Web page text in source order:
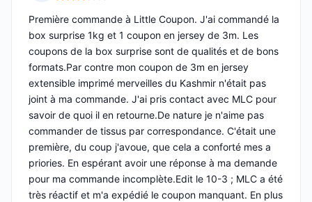
Première commande à Little Coupon. J'ai commandé la
box surprise 1kg et 1 coupon en jersey de 3m. Les
coupons de la box surprise sont de qualités et de bons
formats.Par contre mon coupon de 3m en jersey
extensible imprimé merveilles du Kashmir n'était pas
joint à ma commande. J'ai pris contact avec MLC pour
savoir de quoi il en retourne.De nature je n'aime pas
commander de tissus par correspondance. C'était une
première, du coup j'avoue, que cela a conforté mes a
priories. En espérant avoir une réponse à ma demande
pour ma commande incomplète.Edit le 10-3 ; MLC a été
très réactif et m'a expédié le coupon manquant. En plus